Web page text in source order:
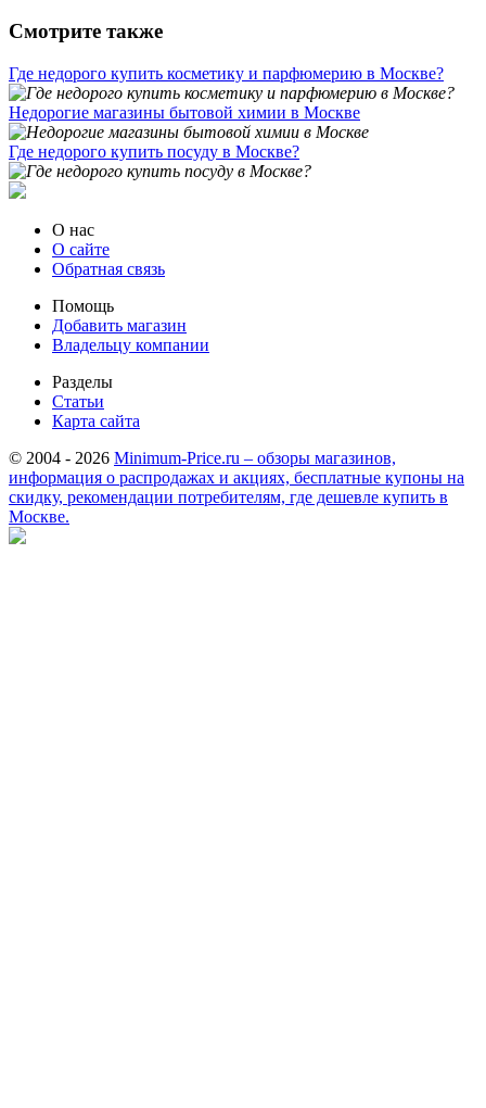
Смотрите также
Где недорого купить косметику и парфюмерию в Москве?
Недорогие магазины бытовой химии в Москве
Где недорого купить посуду в Москве?
О нас
О сайте
Обратная связь
Помощь
Добавить магазин
Владельцу компании
Разделы
Статьи
Карта сайта
© 2004 - 2026 Minimum-Price.ru – обзоры магазинов,
информация о распродажах и акциях, бесплатные купоны на
скидку, рекомендации потребителям, где дешевле купить в
Москве.